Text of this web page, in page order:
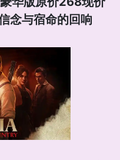
念与宿命的回响